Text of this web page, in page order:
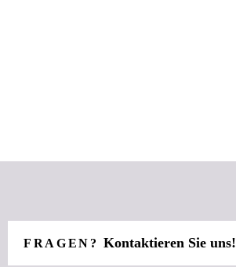
FRAGEN?Kontaktieren Sie uns!